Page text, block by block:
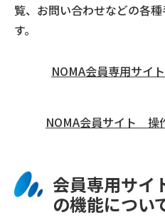
覧、お問い合わせなどの各
す。
NOMA会員専用サイ
NOMA会員サイト 操
会員専用サイ
の機能につい